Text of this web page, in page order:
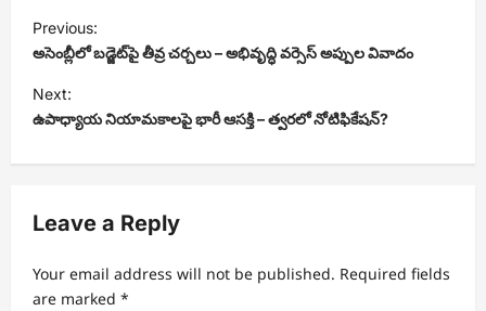
P
o
s
t
v
g
Previous:
అసెంబ్లీలో బడ్జెట్‌పై తీవ్ర చర్చలు – అభివృద్ధి వర్సెస్ అప్పుల వివాదం
Next:
ఉపాధ్యాయ నియామకాలపై భారీ ఆసక్తి – త్వరలో నోటిఫికేషన్?
Leave a Reply
Your email address will not be published. Required fields
are marked *